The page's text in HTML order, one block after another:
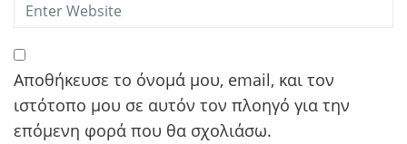
Αποθήκευσε το όνομά μου, email, και τον
ιστότοπο μου σε αυτόν τον πλοηγό για την
επόμενη φορά που θα σχολιάσω.